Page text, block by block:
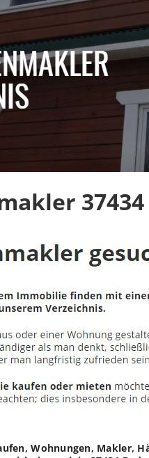
37434
Wohnungen, Makler,